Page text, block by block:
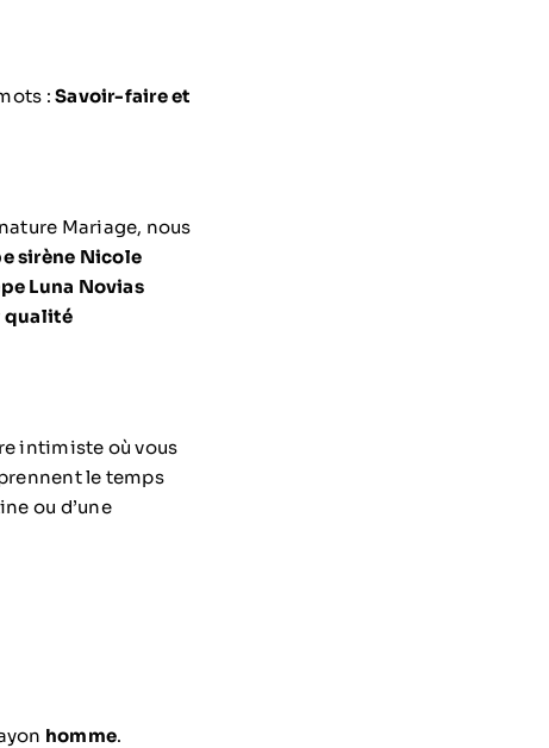
:Savoir-faire et
Mariage, nous
sirène Nicole
Luna Novias
qualité
intimiste où vous
le temps
ou d’une
homme.